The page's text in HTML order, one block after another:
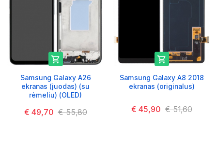

Samsung Galaxy A26
ekranas (juodas) (su
rėmeliu) (OLED)
€ 49,70 € 55,80

Samsung Galaxy A8 2018
ekranas (originalus)
€ 45,90 € 51,60